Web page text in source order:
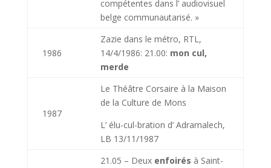
compétentes dans l’ audiovisuel
belge communautarisé. »
1986
Zazie dans le métro, RTL,
14/4/1986: 21.00: mon cul,
merde
1987
Le Théâtre Corsaire à la Maison
de la Culture de Mons
L’ élu-cul-bration d’ Adramalech,
LB 13/11/1987
21.05 – Deux enfoirés à Saint-